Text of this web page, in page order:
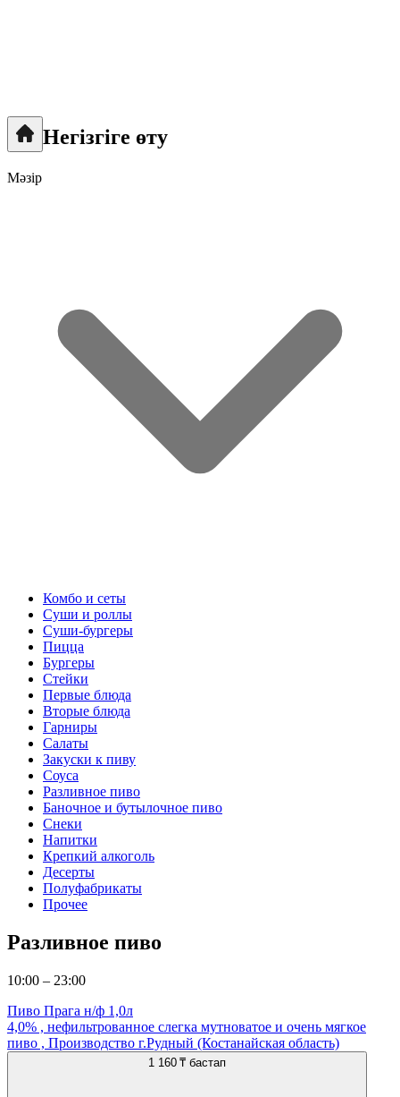
Негізгіге өту
Мәзір
Комбо и сеты
Суши и роллы
Суши-бургеры
Пицца
Бургеры
Стейки
Первые блюда
Вторые блюда
Гарниры
Салаты
Закуски к пиву
Соуса
Разливное пиво
Баночное и бутылочное пиво
Снеки
Напитки
Крепкий алкоголь
Десерты
Полуфабрикаты
Прочее
Разливное пиво
10:00 – 23:00
Пиво Прага н/ф 1,0л
4,0% , нефильтрованное слегка мутноватое и очень мягкое
пиво , Производство г.Рудный (Костанайская область)
1 160 ₸ бастап